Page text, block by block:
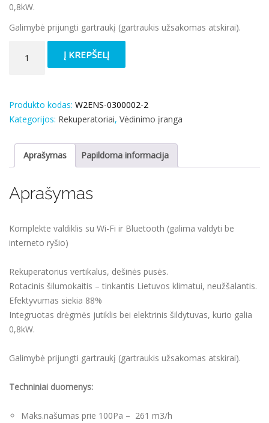
0,8kW.
Galimybė prijungti gartraukį (gartraukis užsakomas atskirai).
kiekis:
WAVE
200H
deš.p.
Fi
valdikliu
Į KREPŠELĮ
Produkto kodas: W2ENS-0300002-2
Kategorijos: Rekuperatoriai, Vėdinimo įranga
Aprašymas Papildoma informacija
Aprašymas
Komplekte valdiklis su Wi-Fi ir Bluetooth (galima valdyti be
interneto ryšio)
Rekuperatorius vertikalus, dešinės pusės.
Rotacinis šilumokaitis – tinkantis Lietuvos klimatui, neužšalantis.
Efektyvumas siekia 88%
Integruotas drėgmės jutiklis bei elektrinis šildytuvas, kurio galia
0,8kW.
Galimybė prijungti gartraukį (gartraukis užsakomas atskirai).
Techniniai duomenys:
Maks.našumas prie 100Pa – 261 m3/h